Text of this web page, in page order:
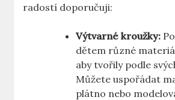
radostí doporučuji:
Výtvarné kroužky:
dětem různé
aby tvořily podle
Můžete uspořádat
plátno nebo